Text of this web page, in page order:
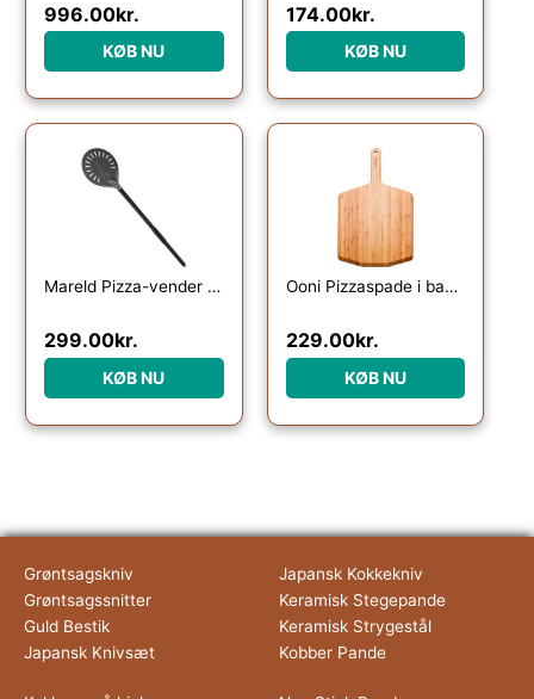
996.00kr.
KØB NU
174.00kr.
KØB NU
Mareld Pizza-vender perforeret
299.00kr.
KØB NU
Ooni Pizzaspade i bambus, 30,5 cm.
229.00kr.
KØB NU
Grøntsagskniv
Grøntsagssnitter
Guld Bestik
Japansk Knivsæt
Japansk Kokkekniv
Keramisk Stegepande
Keramisk Strygestål
Kobber Pande